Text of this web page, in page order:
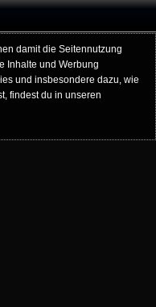
damit die Seitennutzung
Inhalte und Werbung
und insbesondere dazu, wie
findest du in unseren